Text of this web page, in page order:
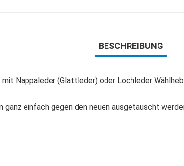
BESCHREIBUNG
Nappaleder (Glattleder) oder Lochleder
einfach gegen den neuen ausgetauscht